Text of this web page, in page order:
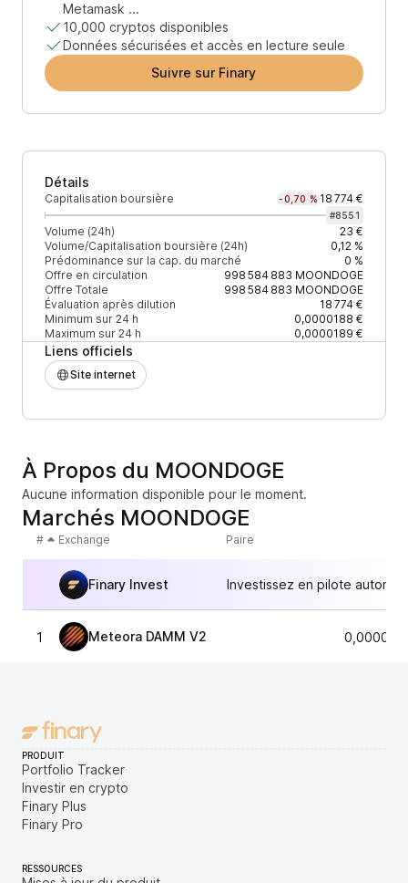
Metamask ...
10,000 cryptos disponibles
Données sécurisées et accès en lecture seule
Suivre sur Finary
Détails
Capitalisation boursière -0,70 % 18 774 €
#8551
Volume (24h)
23 €
Volume/Capitalisation boursière (24h)
0,12 %
Prédominance sur la cap. du marché
0 %
Offre en circulation
998 584 883 MOONDOGE
Offre Totale
998 584 883 MOONDOGE
Évaluation après dilution
18 774 €
Minimum sur 24 h
0,0000188 €
Maximum sur 24 h
0,0000189 €
Liens officiels
Site internet
À Propos du MOONDOGE
Aucune information disponible pour le moment.
Marchés MOONDOGE
# Exchange Paire
Finary Invest Investissez en pilote
1 Meteora DAMM V2
PRODUIT
Portfolio Tracker
Investir en crypto
Finary Plus
Finary Pro
RESSOURCES